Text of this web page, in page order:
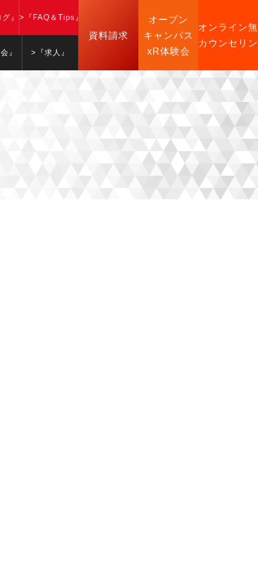
』 >『FAQ＆Tips』
』 >『求人』
資料請求
オープン
キャンパス
xR体験会
オンライン
カウンセリ